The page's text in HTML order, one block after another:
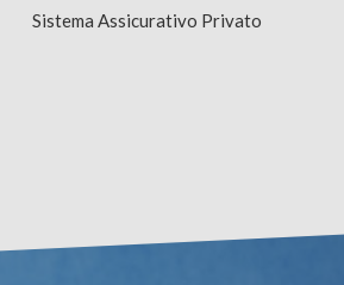
Sistema Assicurativo Privato